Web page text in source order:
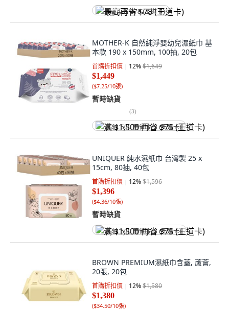
最高再省 $78 (王道卡)
MOTHER-K 自然純淨嬰幼兒濕紙巾 基
本款 190 x 150mm, 100抽, 20包
首購折扣價 12%$1,649
$1,449
($7.25/10張)
暫時缺貨
(3)
满 $1,500 再省 $75 (王道卡)
UNIQUER 純水濕紙巾 台灣製 25 x
15cm, 80抽, 40包
首購折扣價 12%$1,596
$1,396
($4.36/10張)
暫時缺貨
满 $1,500 再省 $75 (王道卡)
BROWN PREMIUM濕紙巾含蓋, 蘆薈,
20張, 20包
首購折扣價 12%$1,580
$1,380
($34.50/10張)